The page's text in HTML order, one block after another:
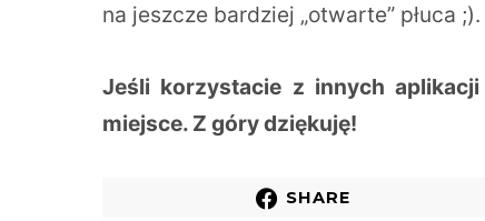
na jeszcze bardziej „otwarte” płuca ;).
Jeśli korzystacie z innych
miejsce. Z góry dziękuję!
SHARE